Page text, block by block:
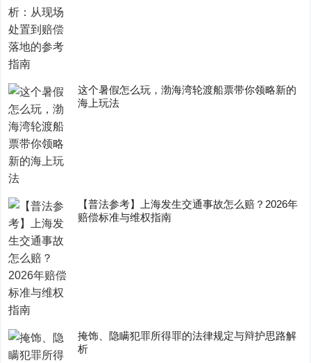
这个暑假怎么玩，渤海湾轮渡船票带你领略新的
海上玩法
【普法参考】上海发生交通事故怎么赔？2026年
赔偿标准与维权指南
掩饰、隐瞒犯罪所得罪的法律规定与辩护思路解
析